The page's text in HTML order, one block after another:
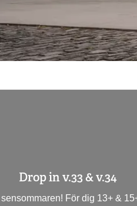
Drop in v.33 & v.34
För dig 13+ &